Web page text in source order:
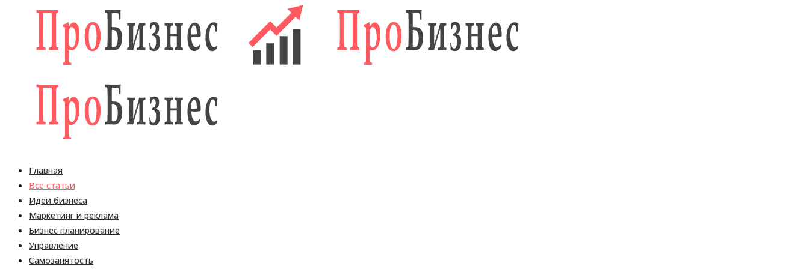
Главная
Все статьи
Идеи бизнеса
Маркетинг и реклама
Бизнес планирование
Управление
Самозанятость